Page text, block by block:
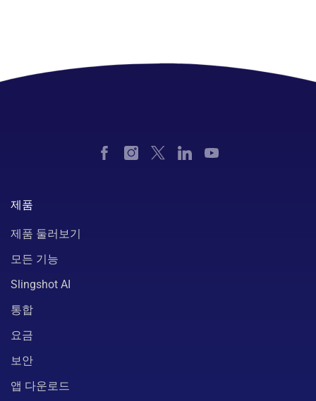
제품
제품 둘러보기
모든 기능
Slingshot AI
통합
요금
보안
앱 다운로드